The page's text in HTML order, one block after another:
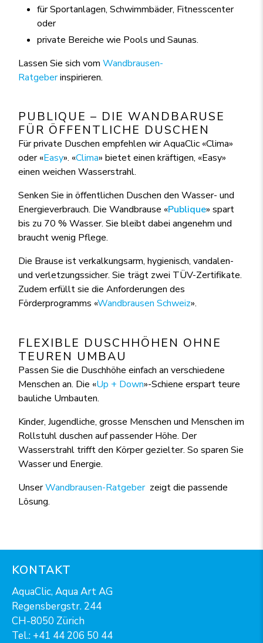
für Sportanlagen, Schwimmbäder, Fitnesscenter
oder
private Bereiche wie Pools und Saunas.
Lassen Sie sich vomWandbrausen-
Ratgeberinspirieren.
PUBLIQUE – DIE WANDBARUSE
FÜR ÖFFENTLICHE DUSCHEN
Für private Duschen empfehlen wir AquaClic «Clima»
oder «Easy». «Clima» bietet einen kräftigen, «Easy»
einen weichen Wasserstrahl.
Senken Sie in öffentlichen Duschen den Wasser- und
Energieverbrauch. Die Wandbrause «Publique» spart
bis zu 70 % Wasser. Sie bleibt dabei angenehm und
braucht wenig Pflege.
Die Brause ist verkalkungsarm, hygienisch, vandalen-
und verletzungssicher. Sie trägt zwei TÜV-Zertifikate.
Zudem erfüllt sie die Anforderungen des
Förderprogramms «Wandbrausen Schweiz».
FLEXIBLE DUSCHHÖHEN OHNE
TEUREN UMBAU
Passen Sie die Duschhöhe einfach an verschiedene
Menschen an. Die «Up + Down»-Schiene erspart teure
bauliche Umbauten.
Kinder, Jugendliche, grosse Menschen und Menschen im
Rollstuhl duschen auf passender Höhe. Der
Wasserstrahl trifft den Körper gezielter. So sparen Sie
Wasser und Energie.
UnserWandbrausen-Ratgeberzeigt die passende
Lösung.
KONTAKT
AquaClic, Aqua Art AG
Regensbergstr. 244
CH-8050 Zürich
Tel.: +41 44 206 50 44